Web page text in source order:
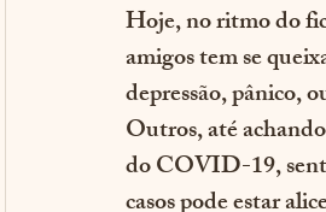
Hoje, no ritmo do
amigos tem se
depressão, pânico,
Outros, até
do COVID-19,